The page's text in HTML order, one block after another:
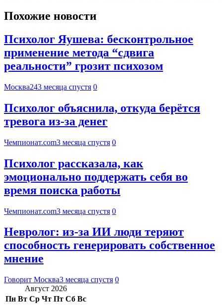
Похожие новости
Психолог Яушева: бесконтрольное
применение метода “сдвига
реальности” грозит психозом
Москва243 месяца спустя 0
Психолог объяснила, откуда берётся
тревога из-за денег
Чемпионат.com3 месяца спустя 0
Психолог рассказала, как
эмоционально поддержать себя во
время поиска работы
Чемпионат.com3 месяца спустя 0
Невролог: из-за ИИ люди теряют
способность генерировать собственное
мнение
Говорит Москва3 месяца спустя 0
Август 2026
Пн Вт Ср Чт Пт Сб Вс